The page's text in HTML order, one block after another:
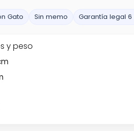
Gato Sin memo Garantía legal 6
y peso